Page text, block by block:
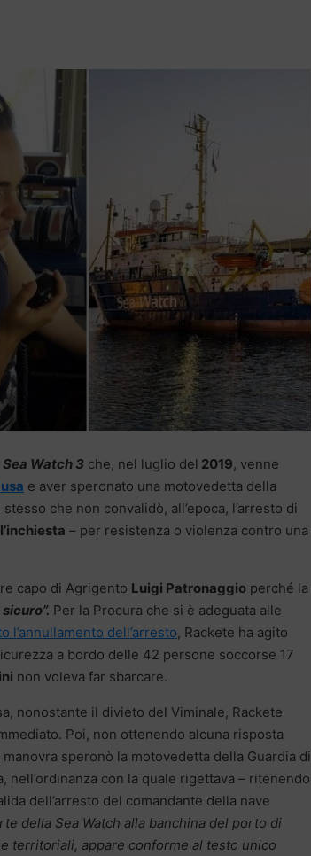
Sea Watch 3 che, nel luglio del 2019, venne
e aver speronato una motovedetta della
stesso che non convalidò, all’epoca, l’arresto di
– per resistenza o violenza contro una
capo di Agrigento Luigi Patronaggio perché la
Per la Procura che si è adeguata alle
l’annullamento dell’arresto, Rackete ha agito
a bordo delle 42 persone soccorse 17
non voleva far sbarcare.
nonostante il divieto del Viminale, Rackete
Poi, non ottenendo alcuna risposta
speronò la motovedetta della Guardia di
nell’ordinanza con la quale rigettava – ritenendo
dell’arresto del comandante della nave
della Sea Watch alla banchina del porto di
territoriali, appare conforme al testo unico